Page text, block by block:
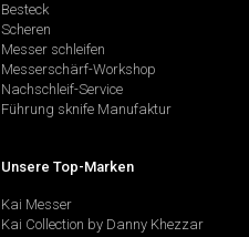
Besteck
Scheren
Messer schleifen
Messerschärf-Workshop
Nachschleif-Service
Führung sknife Manufaktur
Unsere Top-Marken
Kai Messer
Kai Collection by Danny Khezzar